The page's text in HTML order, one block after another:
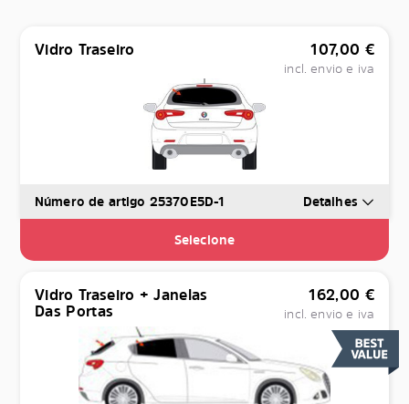
Vidro Traseiro 107,00 €
incl. envio e iva
Número de artigo 25370E5D-1 Detalhes
Selecione
Vidro Traseiro + Janelas
Das Portas
162,00 €
incl. envio e iva